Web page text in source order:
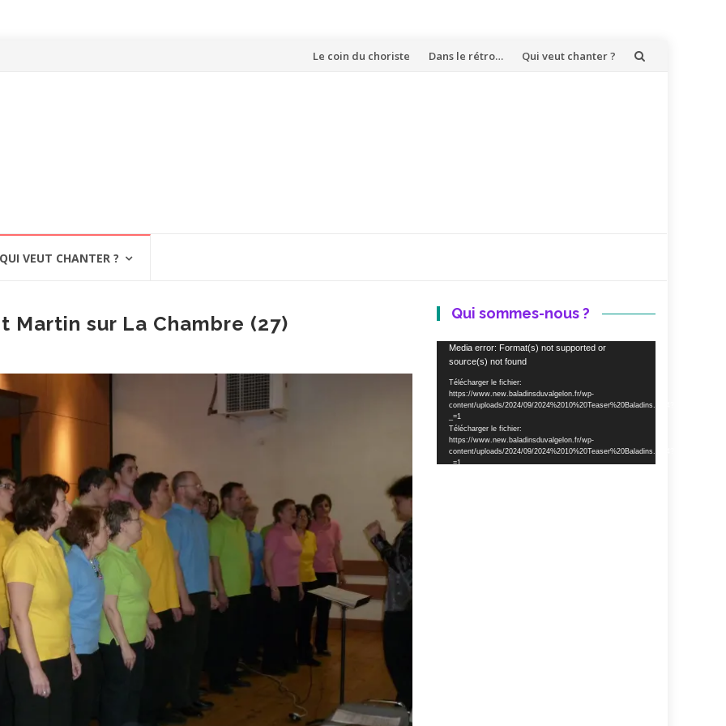
Aller
Le coin du choriste Dans le rétro… Qui veut chanter ?
QUI VEUT CHANTER ?
Martin sur La Chambre (27) Qui sommes-nous ?
Lecteur
vidéo
Media error: Format(s) not supported or
source(s) not found
Télécharger le fichier:
https://www.new.baladinsduvalgelon.fr/wp-
content/uploads/2024/09/2024%2010%20Teaser%20Baladins.mp4?
_=1
Télécharger le fichier:
https://www.new.baladinsduvalgelon.fr/wp-
content/uploads/2024/09/2024%2010%20Teaser%20Baladins.mp4?
_=1